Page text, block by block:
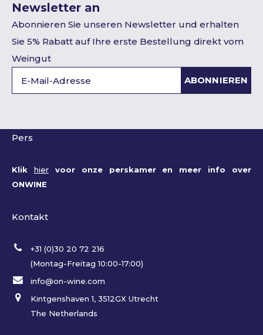
Newsletter an
Abonnieren Sie unseren Newsletter und erhalten
Sie 5% Rabatt auf Ihre erste Bestellung direkt vom
Weingut
ABONNIEREN
Pers
Klik hiervoor onze perskamer en meer info over
ONWINE
Kontakt
+31 (0)30 20 72 216
(Montag-Freitag 10:00-17:00)
info@on-wine.com
Kintgenshaven 1, 3512GX Utrecht
The Netherlands